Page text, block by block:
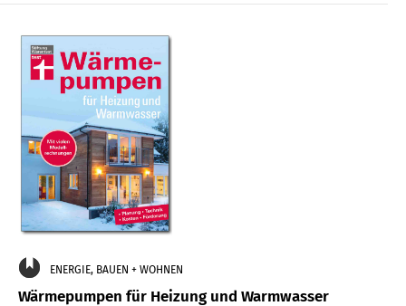
ENERGIE, BAUEN + WOHNEN
Wärmepumpen für Heizung und Warmwasser